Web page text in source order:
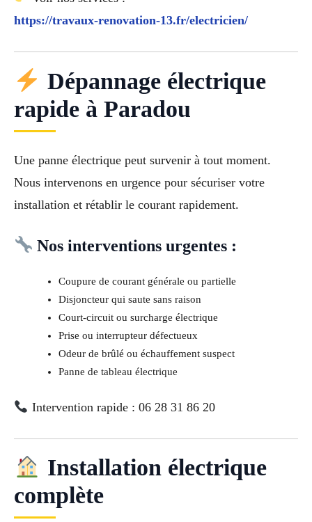
https://travaux-renovation-13.fr/electricien/
Dépannage électrique
rapide à Paradou
Une panne électrique peut survenir à tout moment.
Nous intervenons en urgence pour sécuriser votre
installation et rétablir le courant rapidement.
Nos interventions urgentes :
Coupure de courant générale ou partielle
Disjoncteur qui saute sans raison
Court-circuit ou surcharge électrique
Prise ou interrupteur défectueux
Odeur de brûlé ou échauffement suspect
Panne de tableau électrique
Intervention rapide : 06 28 31 86 20
Installation électrique
complète